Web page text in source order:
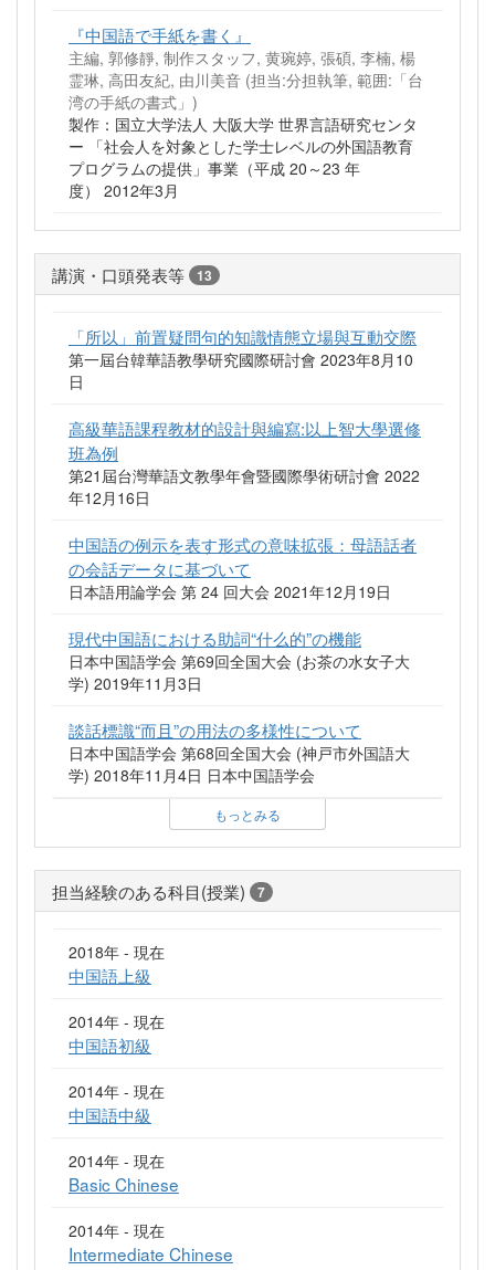
『中国語で手紙を書く』
主編, 郭修靜, 制作スタッフ, 黄琬婷, 張碩, 李楠, 楊
霊琳, 高田友紀, 由川美音 (担当:分担執筆, 範囲:「台
湾の手紙の書式」)
製作：国立大学法人 大阪大学 世界言語研究センタ
ー 「社会人を対象とした学士レベルの外国語教育
プログラムの提供」事業（平成 20～23 年
度） 2012年3月
講演・口頭発表等 13
「所以」前置疑問句的知識情態立場與互動交際
第一屆台韓華語教學研究國際研討會 2023年8月10
日
高級華語課程教材的設計與編寫:以上智大學選修
班為例
第21屆台灣華語文教學年會暨國際學術研討會 2022
年12月16日
中国語の例示を表す形式の意味拡張：母語話者
の会話データに基づいて
日本語用論学会 第 24 回大会 2021年12月19日
現代中国語における助詞“什么的”の機能
日本中国語学会 第69回全国大会 (お茶の水女子大
学) 2019年11月3日
談話標識“而且”の用法の多様性について
日本中国語学会 第68回全国大会 (神戸市外国語大
学) 2018年11月4日 日本中国語学会
もっとみる
担当経験のある科目(授業) 7
2018年 - 現在
中国語上級
2014年 - 現在
中国語初級
2014年 - 現在
中国語中級
2014年 - 現在
Basic Chinese
2014年 - 現在
Intermediate Chinese